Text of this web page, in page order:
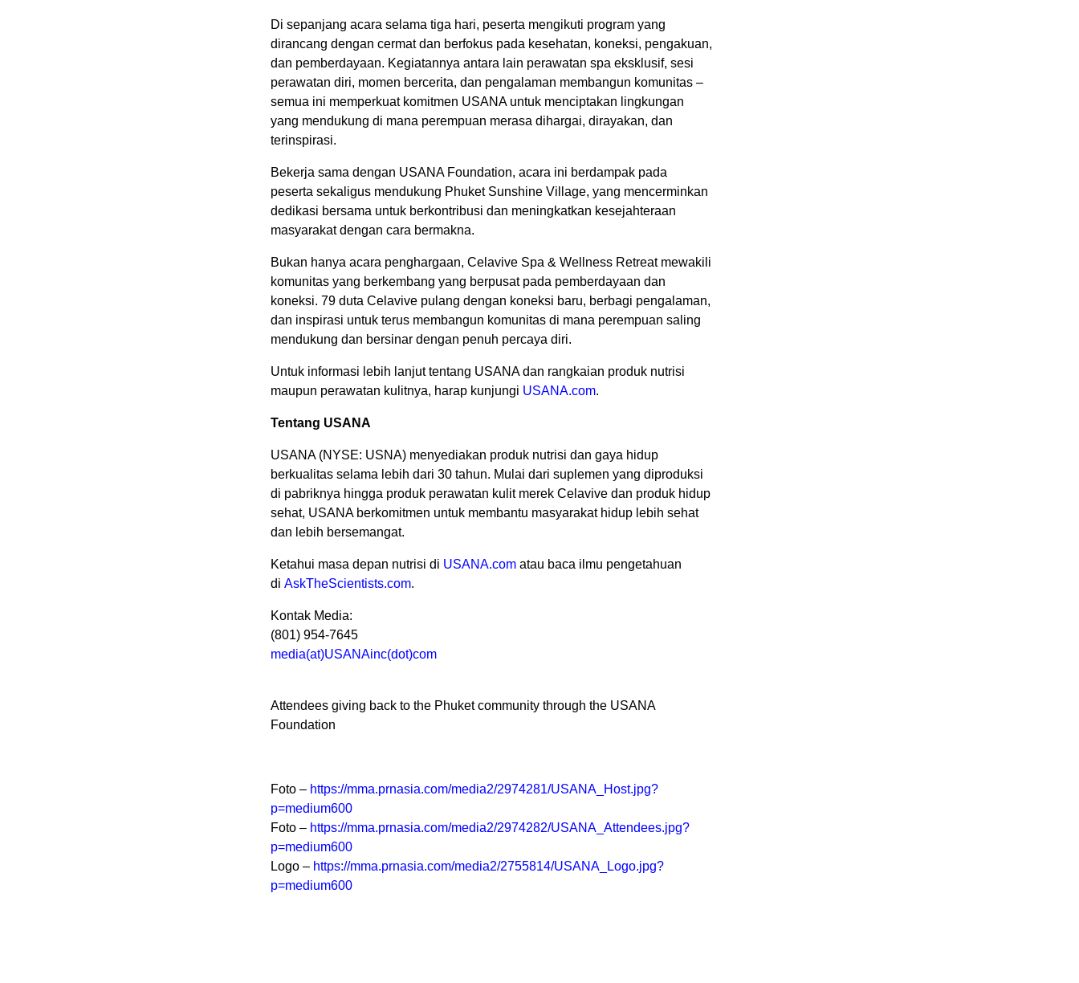
Di sepanjang acara selama tiga hari, peserta mengikuti program yang
dirancang dengan cermat dan berfokus pada kesehatan, koneksi, pengakuan,
dan pemberdayaan. Kegiatannya antara lain perawatan spa eksklusif, sesi
perawatan diri, momen bercerita, dan pengalaman membangun komunitas –
semua ini memperkuat komitmen USANA untuk menciptakan lingkungan
yang mendukung di mana perempuan merasa dihargai, dirayakan, dan
terinspirasi.
Bekerja sama dengan USANA Foundation, acara ini berdampak pada
peserta sekaligus mendukung Phuket Sunshine Village, yang mencerminkan
dedikasi bersama untuk berkontribusi dan meningkatkan kesejahteraan
masyarakat dengan cara bermakna.
Bukan hanya acara penghargaan, Celavive Spa & Wellness Retreat mewakili
komunitas yang berkembang yang berpusat pada pemberdayaan dan
koneksi. 79 duta Celavive pulang dengan koneksi baru, berbagi pengalaman,
dan inspirasi untuk terus membangun komunitas di mana perempuan saling
mendukung dan bersinar dengan penuh percaya diri.
Untuk informasi lebih lanjut tentang USANA dan rangkaian produk nutrisi
maupun perawatan kulitnya, harap kunjungi USANA.com.
Tentang USANA
USANA (NYSE: USNA) menyediakan produk nutrisi dan gaya hidup
berkualitas selama lebih dari 30 tahun. Mulai dari suplemen yang diproduksi
di pabriknya hingga produk perawatan kulit merek Celavive dan produk hidup
sehat, USANA berkomitmen untuk membantu masyarakat hidup lebih sehat
dan lebih bersemangat.
Ketahui masa depan nutrisi di USANA.com atau baca ilmu pengetahuan
di AskTheScientists.com.
Kontak Media:
(801) 954-7645
media(at)USANAinc(dot)com
Attendees giving back to the Phuket community through the USANA
Foundation
Foto – https://mma.prnasia.com/media2/2974281/USANA_Host.jpg?
p=medium600
Foto – https://mma.prnasia.com/media2/2974282/USANA_Attendees.jpg?
p=medium600
Logo – https://mma.prnasia.com/media2/2755814/USANA_Logo.jpg?
p=medium600